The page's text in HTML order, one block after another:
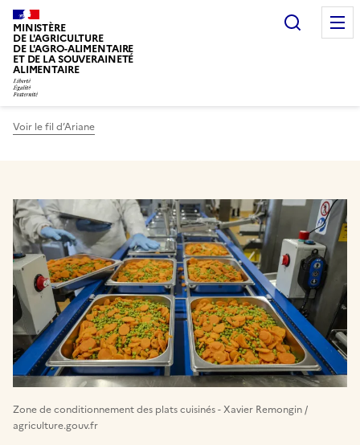
MINISTÈRE
DE L'AGRICULTURE
DE L'AGRO-ALIMENTAIRE
ET DE LA SOUVERAINETÉ
ALIMENTAIRE
Voir le fil d’Ariane
Zone de conditionnement des plats cuisinés - Xavier Remongin /
agriculture.gouv.fr